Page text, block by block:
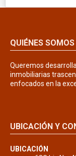
QUIÉNES SOMOS
Queremos
inmobiliarias
enfocados en la
UBICACIÓN Y
UBICACIÓN